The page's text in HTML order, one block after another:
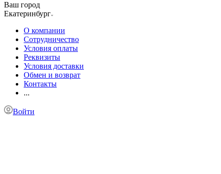
Ваш город
Екатеринбург
О компании
Сотрудничество
Условия оплаты
Реквизиты
Условия доставки
Обмен и возврат
Контакты
...
Войти